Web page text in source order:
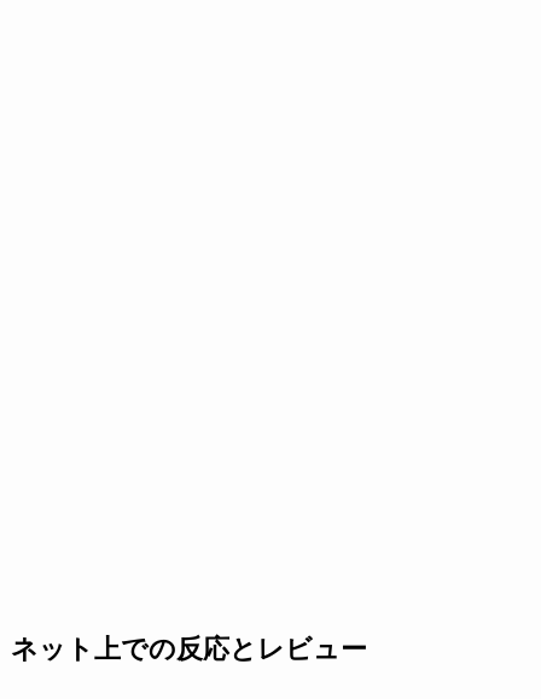
ネット上での反応とレビュー